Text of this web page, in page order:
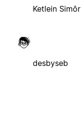
Ketlein Simôr
desbyseb